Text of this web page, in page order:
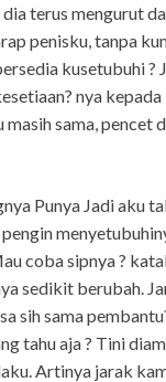
terus mengurut
penisku, tanpa
kusetubuhi ?
nya
sama, pencet
Punya Jadi aku
coba sipnya ?
sedikit berubah.
sih sama
tahu aja ? Tini
Artinya jarak